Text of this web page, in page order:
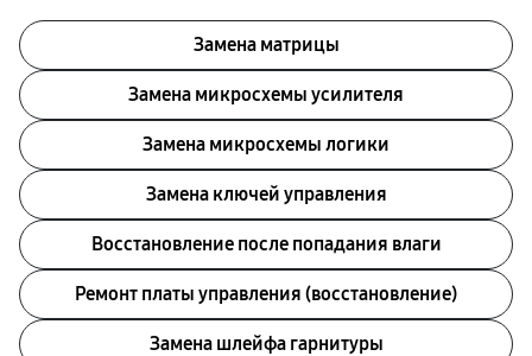
Замена матрицы
Замена микросхемы усилителя
Замена микросхемы логики
Замена ключей управления
Восстановление после попадания влаги
Ремонт платы управления (восстановление)
Замена шлейфа гарнитуры